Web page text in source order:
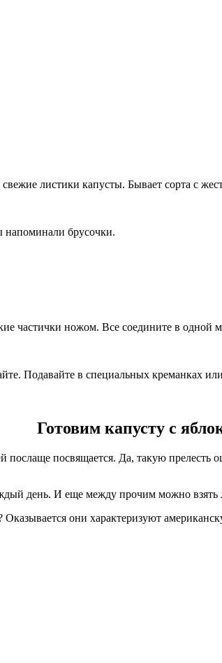
листики капусты. Бывает сорта с
напоминали брусочки.
частички ножом. Все соедините в одной
Подавайте в специальных креманках
Готовим капусту с
послаще посвящается. Да, такую прелесть
день. И еще между прочим можно
Оказывается они характеризуют